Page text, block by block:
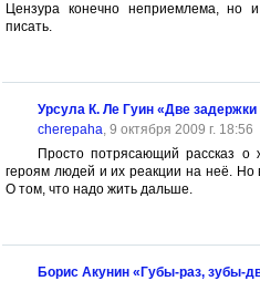
Цензура конечно неприемлема, но
писать.
Урсула К. Ле Гуин «Две
cherepaha, 9 октября 2009 г. 18:56
Просто потрясающий рассказ
героям людей и их реакции на неё. Но
О том, что надо жить дальше.
Борис Акунин «Губы-раз, зубы-